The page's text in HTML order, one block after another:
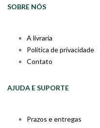
SOBRE NÓS
A livraria
Política de privacidade
Contato
AJUDA E SUPORTE
Prazos e entregas